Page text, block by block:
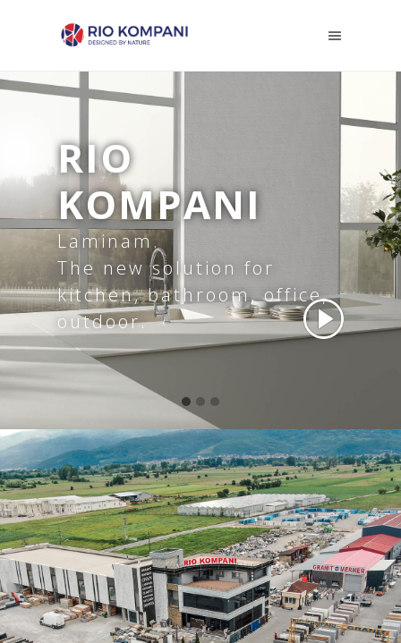
RIO
KOMPANI
Laminam.
The new solution for
kitchen, bathroom, office,
outdoor.